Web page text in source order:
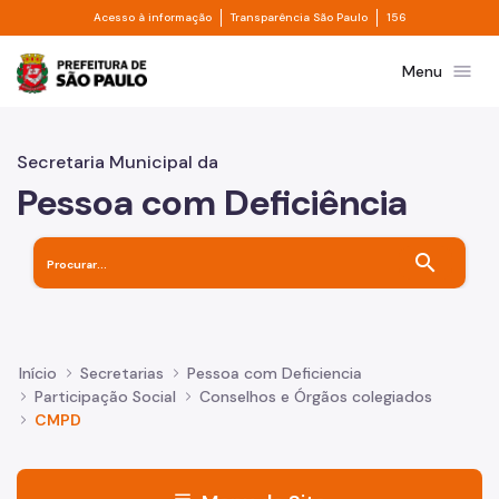
Pular para o Conteúdo principal
Acesso à informação Divisor de acesso à informação
Transparência São Paulo Divisor de
156
Prefeitura de São PauloMenu menu
Secretaria Municipal da
Pessoa com Deficiência
search
Início Secretarias
Pessoa com Deficiencia
Participação Social
Conselhos e Órgãos colegiados
CMPD